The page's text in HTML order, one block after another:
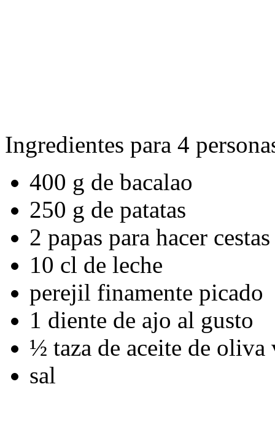
Ingredientes para 4
400 g de bacalao
250 g de patatas
2 papas para hacer cestas
10 cl de leche
perejil finamente picado
1 diente de ajo al gusto
½ taza de aceite de oliva
sal